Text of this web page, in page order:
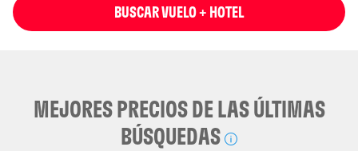
BUSCAR VUELO + HOTEL
MEJORES PRECIOS DE LAS ÚLTIMAS
BÚSQUEDAS